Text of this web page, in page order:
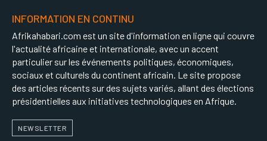
INFORMATION EN CONTINU
Afrikahabari.com est un site d'information en ligne qui couvre
l'actualité africaine et internationale, avec un accent
particulier sur les événements politiques, économiques,
sociaux et culturels du continent africain. Le site propose
des articles récents sur des sujets variés, allant des élections
présidentielles aux initiatives technologiques en Afrique.
NEWSLETTER